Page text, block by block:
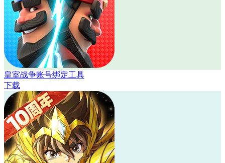
皇室战争账号绑定工具
下载